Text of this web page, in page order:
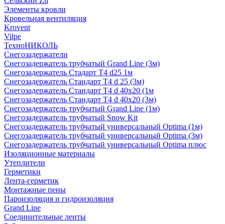
Элементы кровли
Кровельная вентиляция
Krovent
Vilpe
ТехноНИКОЛЬ
Снегозадержатели
Снегозадержатель трубчатый Grand Line (3м)
Снегозадержатель Стадарт Т4 d25 1м
Снегозадержатель Стандарт Т4 d 25 (3м)
Снегозадержатель Стандарт Т4 d 40х20 (1м
Снегозадержатель Стандарт Т4 d 40х20 (3м)
Снегозадержатель трубчатый Grand Line (1м)
Снегозадержатель трубчатый Snow Kit
Снегозадержатель трубчатый универсальный Optima (1м)
Снегозадержатель трубчатый универсальный Optima (3м)
Снегозадержатель трубчатый универсальный Optima плюс
Изоляционные материалы
Утеплители
Герметики
Лента-герметик
Монтажные пены
Пароизоляция и гидроизоляция
Grand Line
Соединительные ленты